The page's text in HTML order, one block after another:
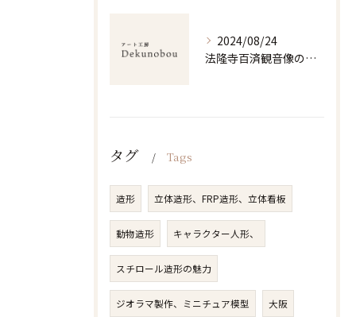
2024/08/24
法隆寺百済観音像の立体美と仏教の深淵
タグ Tags
造形 立体造形、FRP造形、立体看板
動物造形 キャラクター人形、
スチロール造形の魅力
ジオラマ製作、ミニチュア模型 大阪